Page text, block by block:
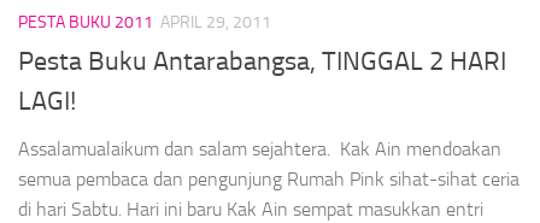
PESTA BUKU 2011 APRIL 29, 2011
Pesta Buku Antarabangsa, TINGGAL 2 HARI
LAGI!
Assalamualaikum dan salam sejahtera. Kak Ain mendoakan
semua pembaca dan pengunjung Rumah Pink sihat-sihat ceria
di hari Sabtu. Hari ini baru Kak Ain sempat masukkan entri